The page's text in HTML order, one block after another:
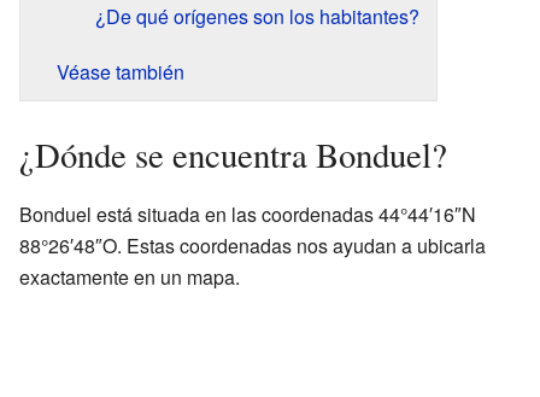
¿De qué orígenes son los habitantes?
Véase también
¿Dónde se encuentra Bonduel?
Bonduel está situada en las coordenadas 44°44′16″N
88°26′48″O. Estas coordenadas nos ayudan a ubicarla
exactamente en un mapa.